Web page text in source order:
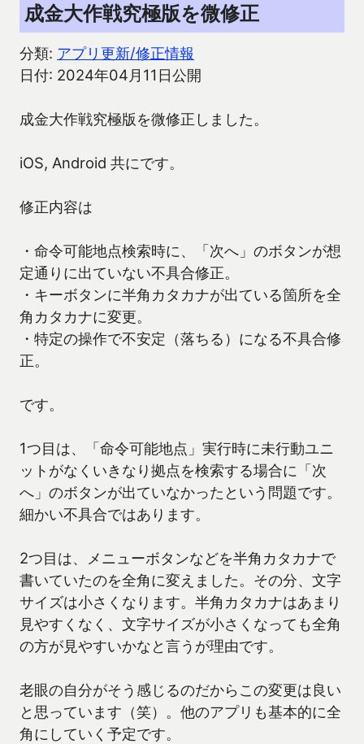
成金大作戦究極版を微修正
分類: アプリ更新/修正情報
日付: 2024年04月11日公開
成金大作戦究極版を微修正しました。
iOS, Android 共にです。
修正内容は
・命令可能地点検索時に、「次へ」のボタンが想
定通りに出ていない不具合修正。
・キーボタンに半角カタカナが出ている箇所を全
角カタカナに変更。
・特定の操作で不安定（落ちる）になる不具合修
正。
です。
1つ目は、「命令可能地点」実行時に未行動ユニ
ットがなくいきなり拠点を検索する場合に「次
へ」のボタンが出ていなかったという問題です。
細かい不具合ではあります。
2つ目は、メニューボタンなどを半角カタカナで
書いていたのを全角に変えました。その分、文字
サイズは小さくなります。半角カタカナはあまり
見やすくなく、文字サイズが小さくなっても全角
の方が見やすいかなと言うが理由です。
老眼の自分がそう感じるのだからこの変更は良い
と思っています（笑）。他のアプリも基本的に全
角にしていく予定です。